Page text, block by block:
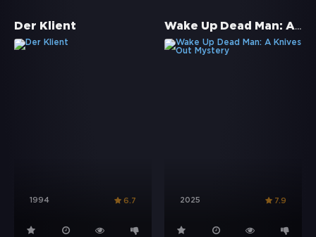
Der Klient
1994 6.7
Wake Up Dead Man: A Knives Out Mystery
2025 7.9